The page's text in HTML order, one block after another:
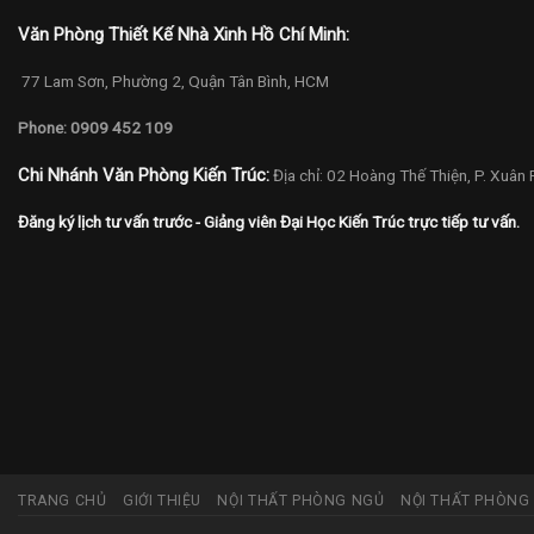
Văn Phòng Thiết Kế Nhà Xinh Hồ Chí Minh:
77 Lam Sơn, Phường 2, Quận Tân Bình, HCM
Phone: 0909 452 109
Chi Nhánh Văn Phòng Kiến Trúc:Địa chỉ: 02 Hoàng Thế Thiện, P. Xuân
Đăng ký lịch tư vấn trước - Giảng viên Đại Học Kiến Trúc trực tiếp tư vấn.
TRANG CHỦ GIỚI THIỆU NỘI THẤT PHÒNG NGỦ NỘI THẤT PHÒNG